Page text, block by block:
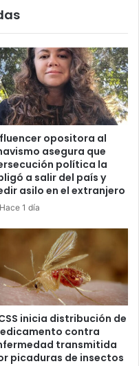
opositora al
asegura que
política la
a salir del país y
asilo en el extranjero
Hace 1 día
inicia distribución de
contra
transmitida
picaduras de insectos